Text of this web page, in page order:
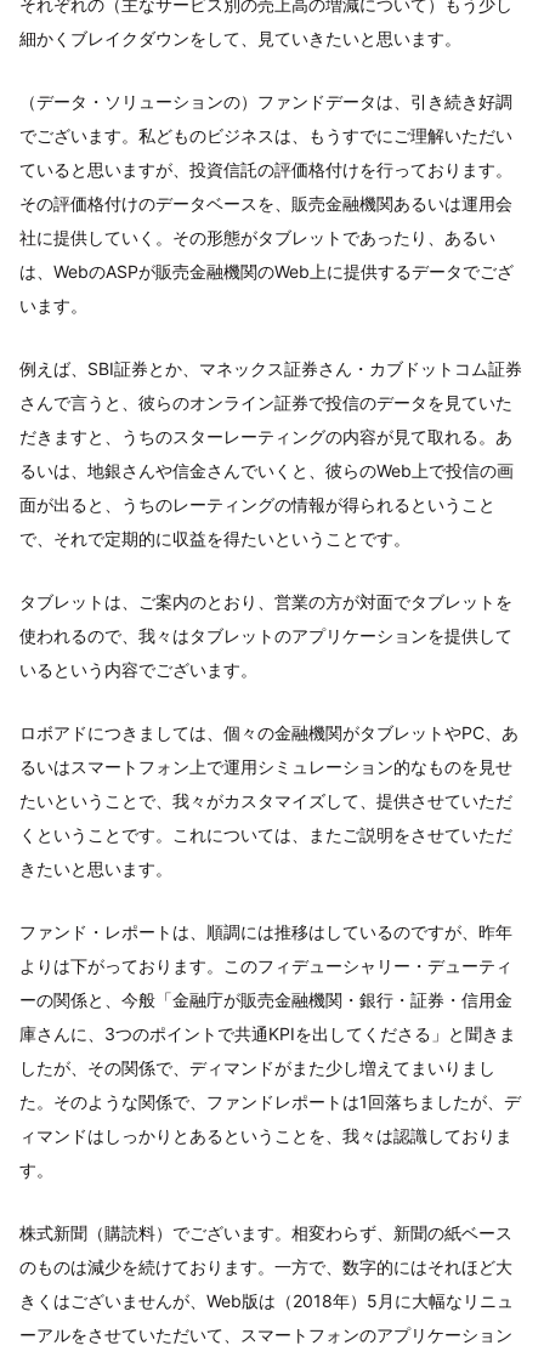
それぞれの（主なサービス別の売上高の増減について）もう少し
細かくブレイクダウンをして、見ていきたいと思います。
（データ・ソリューションの）ファンドデータは、引き続き好調
でございます。私どものビジネスは、もうすでにご理解いただい
ていると思いますが、投資信託の評価格付けを行っております。
その評価格付けのデータベースを、販売金融機関あるいは運用会
社に提供していく。その形態がタブレットであったり、あるい
は、WebのASPが販売金融機関のWeb上に提供するデータでござ
います。
例えば、SBI証券とか、マネックス証券さん・カブドットコム証券
さんで言うと、彼らのオンライン証券で投信のデータを見ていた
だきますと、うちのスターレーティングの内容が見て取れる。あ
るいは、地銀さんや信金さんでいくと、彼らのWeb上で投信の画
面が出ると、うちのレーティングの情報が得られるということ
で、それで定期的に収益を得たいということです。
タブレットは、ご案内のとおり、営業の方が対面でタブレットを
使われるので、我々はタブレットのアプリケーションを提供して
いるという内容でございます。
ロボアドにつきましては、個々の金融機関がタブレットやPC、あ
るいはスマートフォン上で運用シミュレーション的なものを見せ
たいということで、我々がカスタマイズして、提供させていただ
くということです。これについては、またご説明をさせていただ
きたいと思います。
ファンド・レポートは、順調には推移はしているのですが、昨年
よりは下がっております。このフィデューシャリー・デューティ
ーの関係と、今般「金融庁が販売金融機関・銀行・証券・信用金
庫さんに、3つのポイントで共通KPIを出してくださる」と聞きま
したが、その関係で、ディマンドがまた少し増えてまいりまし
た。そのような関係で、ファンドレポートは1回落ちましたが、デ
ィマンドはしっかりとあるということを、我々は認識しておりま
す。
株式新聞（購読料）でございます。相変わらず、新聞の紙ベース
のものは減少を続けております。一方で、数字的にはそれほど大
きくはございませんが、Web版は（2018年）5月に大幅なリニュ
ーアルをさせていただいて、スマートフォンのアプリケーション